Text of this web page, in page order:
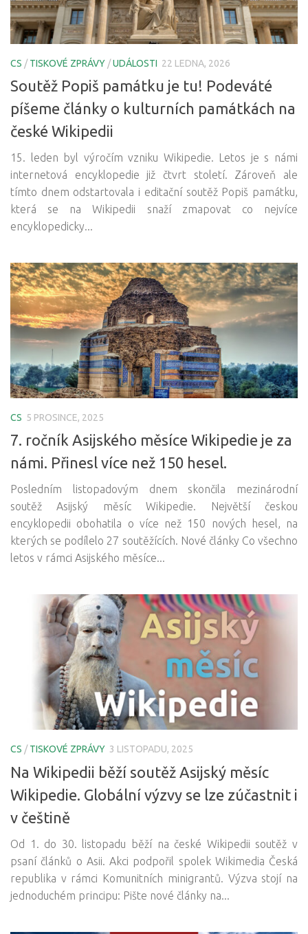
CS /TISKOVÉ ZPRÁVY /UDÁLOSTI 22 LEDNA, 2026
Soutěž Popiš památku je tu! Podeváté
píšeme články o kulturních památkách na
české Wikipedii
15. leden byl výročím vzniku Wikipedie. Letos je s námi
internetová encyklopedie již čtvrt století. Zároveň ale
tímto dnem odstartovala i editační soutěž Popiš památku,
která se na Wikipedii snaží zmapovat co nejvíce
encyklopedicky...
CS 5 PROSINCE, 2025
7. ročník Asijského měsíce Wikipedie je za
námi. Přinesl více než 150 hesel.
Posledním listopadovým dnem skončila mezinárodní
soutěž Asijský měsíc Wikipedie. Největší českou
encyklopedii obohatila o více než 150 nových hesel, na
kterých se podílelo 27 soutěžících. Nové články Co všechno
letos v rámci Asijského měsíce...
CS /TISKOVÉ ZPRÁVY 3 LISTOPADU, 2025
Na Wikipedii běží soutěž Asijský měsíc
Wikipedie. Globální výzvy se lze zúčastnit i
v češtině
Od 1. do 30. listopadu běží na české Wikipedii soutěž v
psaní článků o Asii. Akci podpořil spolek Wikimedia Česká
republika v rámci Komunitních minigrantů. Výzva stojí na
jednoduchém principu: Pište nové články na...